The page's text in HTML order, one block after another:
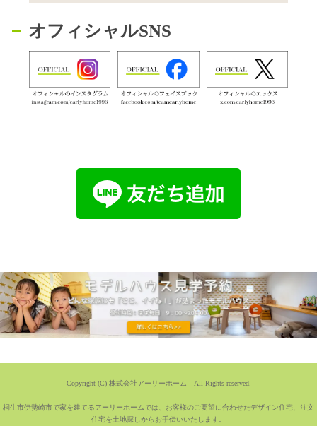
オフィシャルSNS
Copyright (C) 株式会社アーリーホーム All Rights reserved.
桐生市伊勢崎市で家を建てるアーリーホームでは、お客様のご要望に合わせたデザイン住宅、注文
住宅を土地探しからお手伝いいたします。